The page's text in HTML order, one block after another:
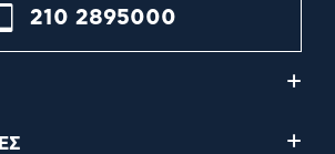
210 2895000